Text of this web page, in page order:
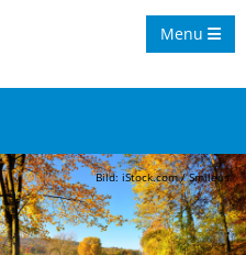
Menu
Bild: iStock.com / Smileus